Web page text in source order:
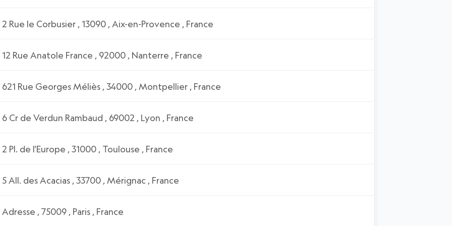
2 Rue le Corbusier , 13090 , Aix-en-Provence , France
12 Rue Anatole France , 92000 , Nanterre , France
621 Rue Georges Méliès , 34000 , Montpellier , France
6 Cr de Verdun Rambaud , 69002 , Lyon , France
2 Pl. de l'Europe , 31000 , Toulouse , France
5 All. des Acacias , 33700 , Mérignac , France
Adresse , 75009 , Paris , France